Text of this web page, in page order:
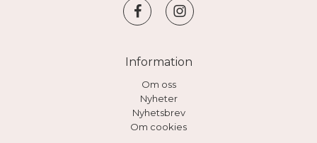
Information
Om oss
Nyheter
Nyhetsbrev
Om cookies